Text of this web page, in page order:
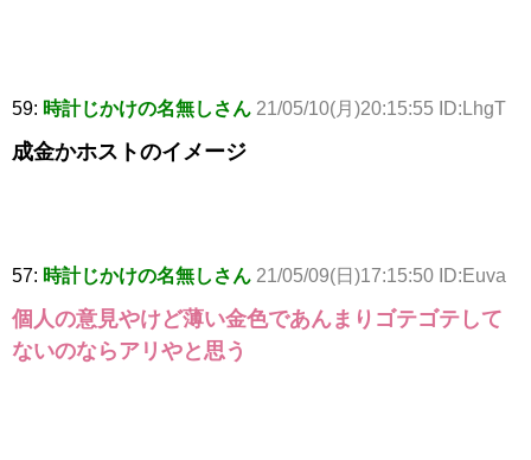
59: 時計じかけの名無しさん 21/05/10(月)20:15:55 ID:LhgT
成金かホストのイメージ
57: 時計じかけの名無しさん 21/05/09(日)17:15:50 ID:Euva
個人の意見やけど薄い金色であんまりゴテゴテして
ないのならアリやと思う